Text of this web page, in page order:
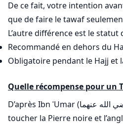
De ce fait, votre intention
que de faire le tawaf
L’autre différence est le statut
Recommandé en dehors du
Obligatoire pendant le Hajj et
Quelle récompense pour un
D’après Ibn ʿUmar (رضي الله عنهما), au sujet du fait de
toucher la Pierre noire et